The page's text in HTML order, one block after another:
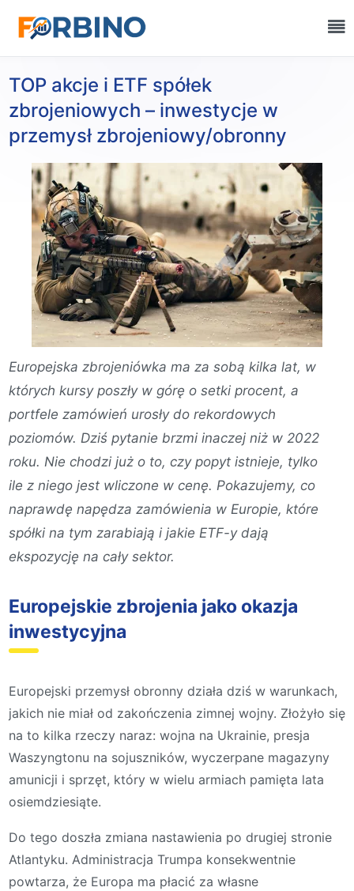
TOP akcje i ETF spółek
zbrojeniowych – inwestycje w
przemysł zbrojeniowy/obronny
Europejska zbrojeniówka ma za sobą kilka lat, w
których kursy poszły w górę o setki procent, a
portfele zamówień urosły do rekordowych
poziomów. Dziś pytanie brzmi inaczej niż w 2022
roku. Nie chodzi już o to, czy popyt istnieje, tylko
ile z niego jest wliczone w cenę. Pokazujemy, co
naprawdę napędza zamówienia w Europie, które
spółki na tym zarabiają i jakie ETF-y dają
ekspozycję na cały sektor.
Europejskie zbrojenia jako okazja
inwestycyjna
Europejski przemysł obronny działa dziś w warunkach,
jakich nie miał od zakończenia zimnej wojny. Złożyło się
na to kilka rzeczy naraz: wojna na Ukrainie, presja
Waszyngtonu na sojuszników, wyczerpane magazyny
amunicji i sprzęt, który w wielu armiach pamięta lata
osiemdziesiąte.
Do tego doszła zmiana nastawienia po drugiej stronie
Atlantyku. Administracja Trumpa konsekwentnie
powtarza, że Europa ma płacić za własne